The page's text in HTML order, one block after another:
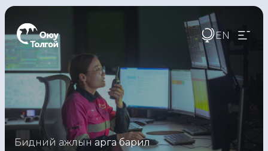
EN
Бидний ажлынарга барил